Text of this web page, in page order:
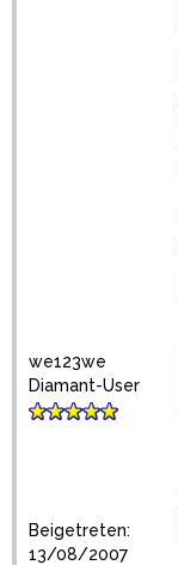
we123we
Diamant-User
Beigetreten:
13/08/2007